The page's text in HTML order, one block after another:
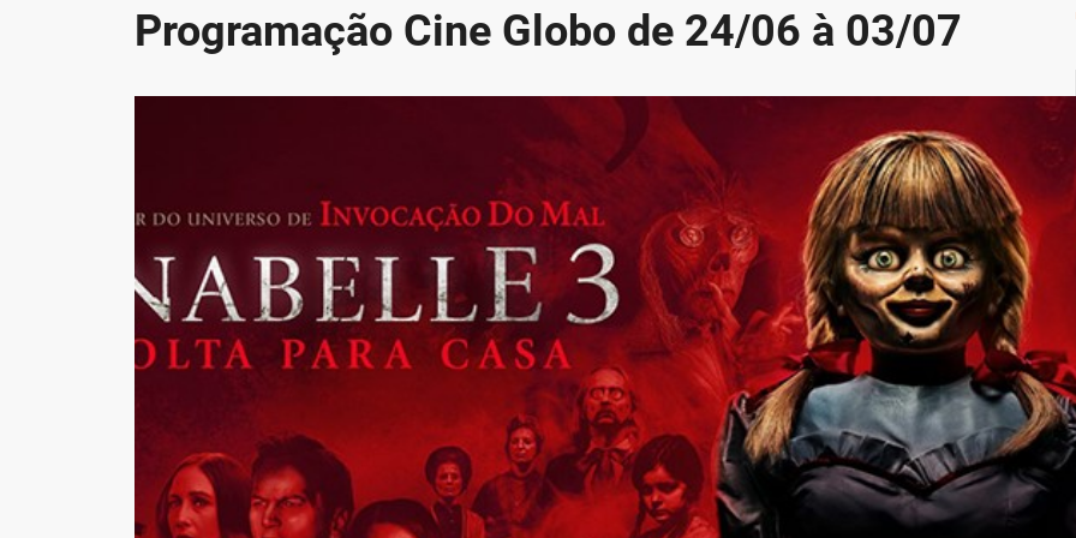
Programação Cine Globo de 24/06 à 03/07